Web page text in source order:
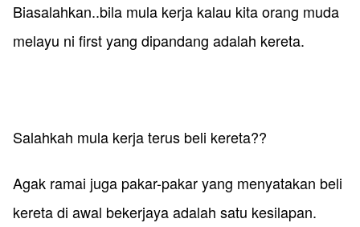
Biasalahkan..bila mula kerja kalau kita orang muda
melayu ni first yang dipandang adalah kereta.
Salahkah mula kerja terus beli kereta??
​Agak ramai juga pakar-pakar yang menyatakan beli
kereta di awal bekerjaya adalah satu kesilapan.